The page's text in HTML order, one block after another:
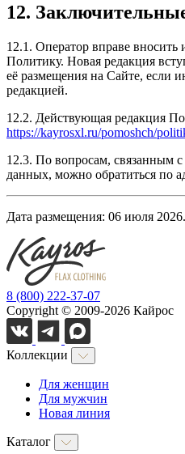
12.
12.1. Оператор вправе
Политику. Новая редакция
её размещения на Сайте, если
редакцией.
12.2. Действующая редакция
https://kayrosxl.ru/pomoshch/
12.3. По вопросам, связанным
данных, можно обратиться по
Дата размещения: 06 июля
8 (800) 222-37-07
Copyright © 2009-2026 Кайрос
Коллекции
Для женщин
Для мужчин
Новая линия
Каталог